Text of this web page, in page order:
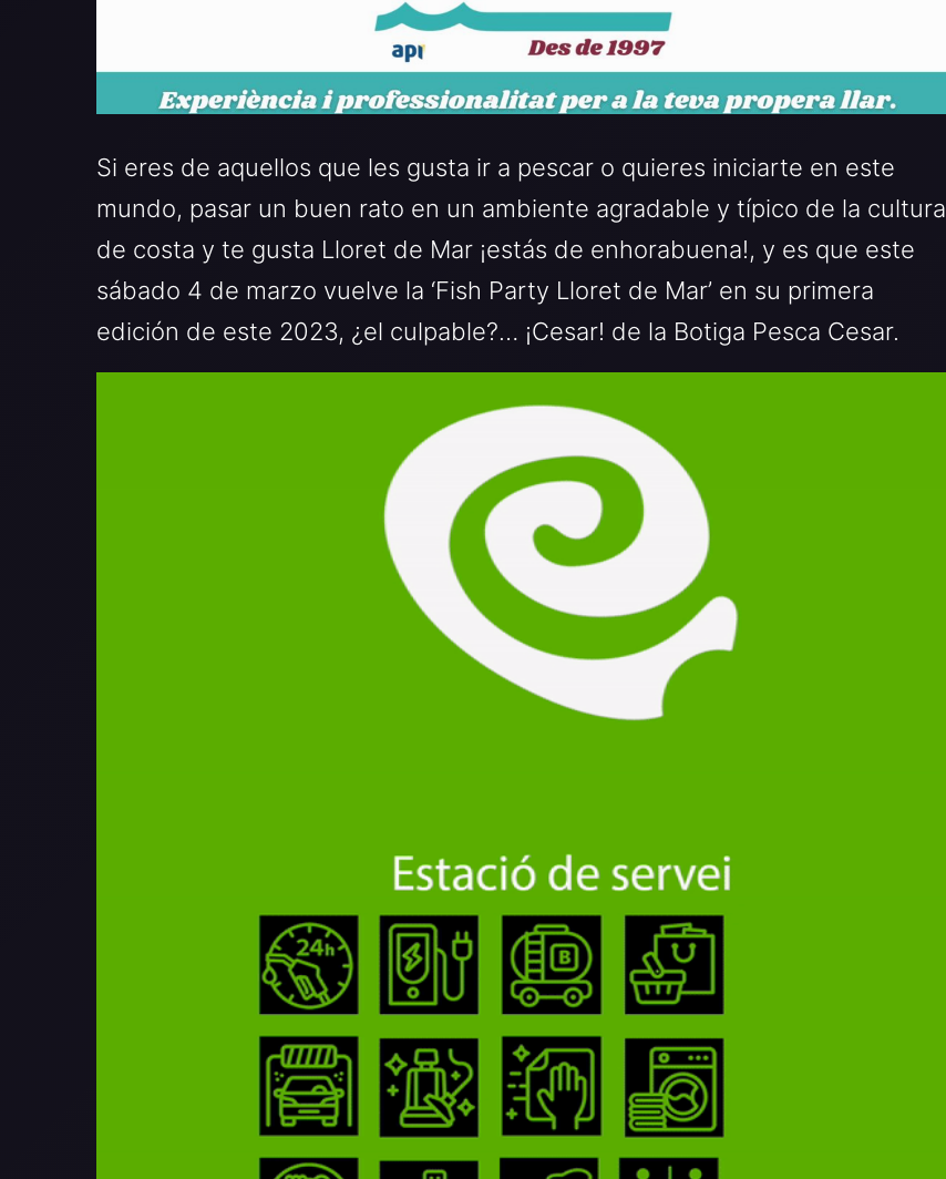
Si eres de aquellos que les gusta ir a pescar o quieres iniciarte en este
mundo, pasar un buen rato en un ambiente agradable y típico de la cultura
de costa y te gusta Lloret de Mar ¡estás de enhorabuena!, y es que este
sábado 4 de marzo vuelve la ‘Fish Party Lloret de Mar’ en su primera
edición de este 2023, ¿el culpable?… ¡Cesar! de la Botiga Pesca Cesar.